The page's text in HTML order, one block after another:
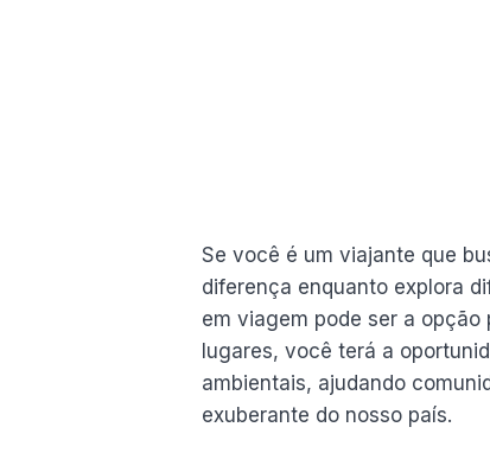
Se você é um viajante que
diferença enquanto explora
em viagem pode ser a
lugares, você terá a
ambientais, ajudando
exuberante do nosso país.